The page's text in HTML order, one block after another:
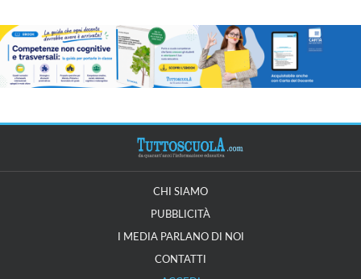
CHI SIAMO
PUBBLICITÀ
I MEDIA PARLANO DI NOI
CONTATTI